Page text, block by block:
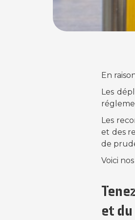
En
Les
Les
et des
de
Voici
et